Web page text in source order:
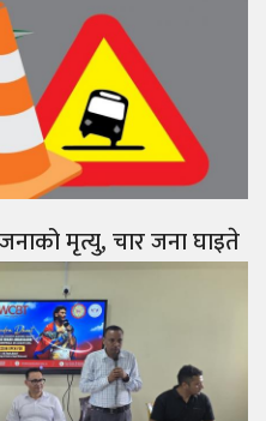
मृत्यु, चार जना घाइते